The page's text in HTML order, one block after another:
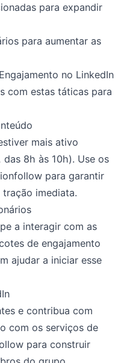
para expandir
para aumentar as
no LinkedIn
com estas táticas para
mais ativo
8h às 10h). Use os
para garantir
imediata.
a interagir com as
de engajamento
ajudar a iniciar esse
e contribua com
com os serviços de
para construir